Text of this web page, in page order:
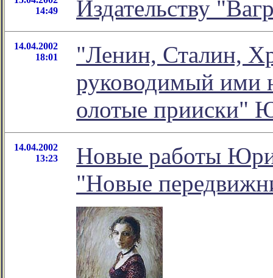
14:49
Издательству
14.04.2002
18:01
"Ленин, Сталин,
руководимый ими
олотые прииски"
14.04.2002
13:23
Новые работы
"Новые